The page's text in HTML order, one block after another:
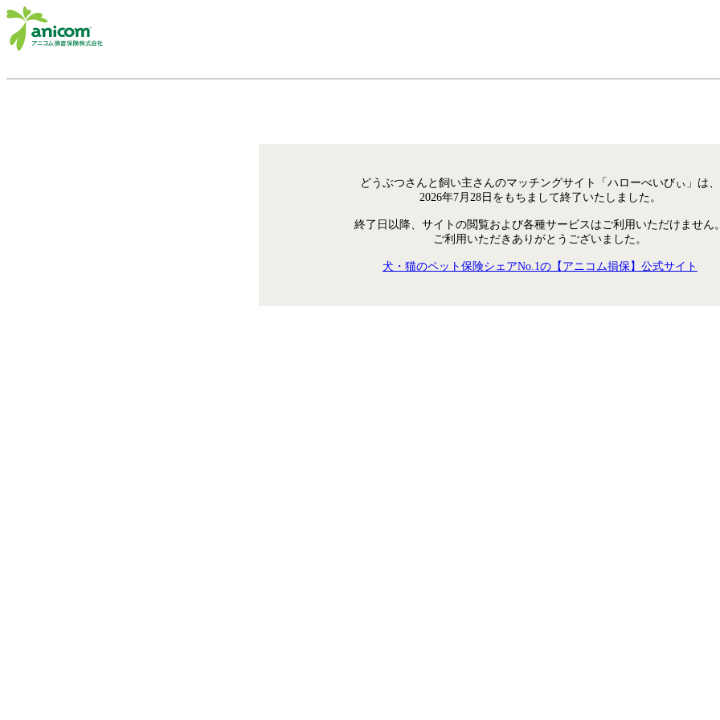
どうぶつさんと飼い主さんのマッチングサイト「ハローべいびぃ」は、
2026年7月28日をもちまして終了いたしました。
終了日以降、サイトの閲覧および各種サービスはご利用いただけません
ご利用いただきありがとうございました。
犬・猫のペット保険シェアNo.1の【アニコム損保】公式サイト